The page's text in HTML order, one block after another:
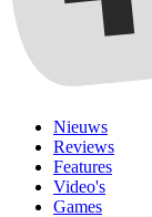
Nieuws
Reviews
Features
Video's
Games